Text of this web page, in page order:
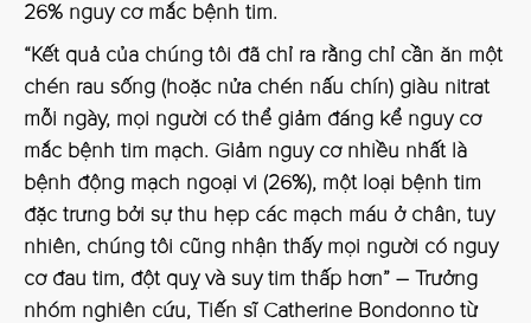
26% nguy cơ mắc bệnh tim.
“Kết quả của chúng tôi đã chỉ ra rằng chỉ cần ăn một
chén rau sống (hoặc nửa chén nấu chín) giàu nitrat
mỗi ngày, mọi người có thể giảm đáng kể nguy cơ
mắc bệnh tim mạch. Giảm nguy cơ nhiều nhất là
bệnh động mạch ngoại vi (26%), một loại bệnh tim
đặc trưng bởi sự thu hẹp các mạch máu ở chân, tuy
nhiên, chúng tôi cũng nhận thấy mọi người có nguy
cơ đau tim, đột quỵ và suy tim thấp hơn” – Trưởng
nhóm nghiên cứu, Tiến sĩ Catherine Bondonno từ